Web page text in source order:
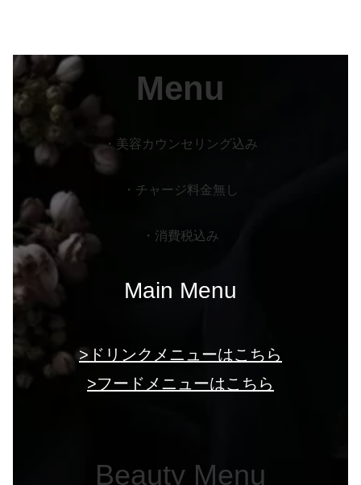
Menu
・美容カウンセリング込み
・チャージ料金無し
・消費税込み
Main Menu
>ドリンクメニューはこちら
>フードメニューはこちら
Beauty Menu